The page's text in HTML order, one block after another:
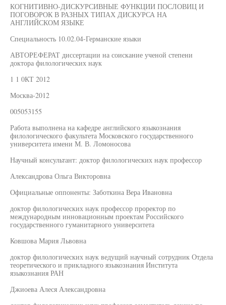
КОГНИТИВНО-ДИСКУРСИВНЫЕ ФУНКЦИИ ПОСЛОВИЦ И
ПОГОВОРОК В РАЗНЫХ ТИПАХ ДИСКУРСА НА
АНГЛИЙСКОМ ЯЗЫКЕ
Специальность 10.02.04-Германские языки
АВТОРЕФЕРАТ диссертации на соискание ученой степени
доктора филологических наук
1 1 0КТ 2012
Москва-2012
005053155
Работа выполнена на кафедре английского языкознания
филологического факультета Московского государственного
университета имени М. В. Ломоносова
Научный консультант: доктор филологических наук профессор
Александрова Ольга Викторовна
Официальные оппоненты: Заботкина Вера Ивановна
доктор филологических наук профессор проректор по
международным инновационным проектам Российского
государственного гуманитарного университета
Ковшова Мария Львовна
доктор филологических наук ведущий научный сотрудник Отдела
теоретического и прикладного языкознания Института
языкознания РАН
Джиоева Алеся Александровна